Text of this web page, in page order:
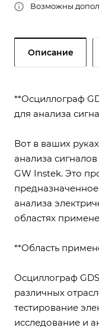
Возможны
Описание
**Осциллограф
для анализа
Вот в ваших
анализа
GW Instek. Это
анализа
областях
**Область
Осциллограф
различных
тестирование
исследование и